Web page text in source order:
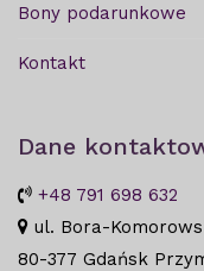
Bony podarunkowe
Kontakt
Dane
+48 791 698 632
ul. Bora-
80-377 Gdańsk